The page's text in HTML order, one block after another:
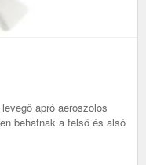
apró aeroszolos
behatnak a felső és alsó